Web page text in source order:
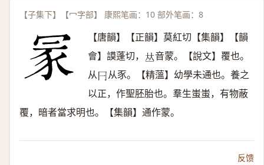
【子集下】【冖字部】 康熙笔画：10 部外笔画：8
【唐韻】【正韻】莫紅切【集韻】【韻
會】謨蓬切， 𠀤音蒙。【說文】覆也。
从𠔼 从豕。【精薀】幼學未通也。養之
以正，作聖胚胎也。羣生蚩蚩，有物蔽
覆，暗者當求明也。【集韻】通作蒙。
反馈